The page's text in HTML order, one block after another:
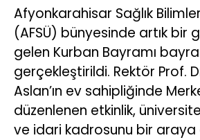
Afyonkarahisar Sağlık
(AFSÜ) bünyesinde artık bir
gelen Kurban Bayramı
gerçekleştirildi. Rektör Prof.
Aslan’ın ev sahipliğinde
düzenlenen etkinlik,
ve idari kadrosunu bir araya